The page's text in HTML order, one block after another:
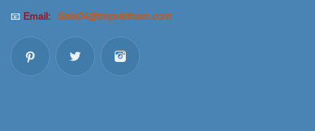
📧 Email: Sale04@tmpvietnam.com